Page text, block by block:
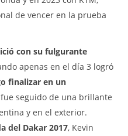
de vencer en la prueba
con su fulgurante
apenas en el día 3 logró
finalizar en un
seguido de una brillante
y en el exterior.
del Dakar 2017, Kevin